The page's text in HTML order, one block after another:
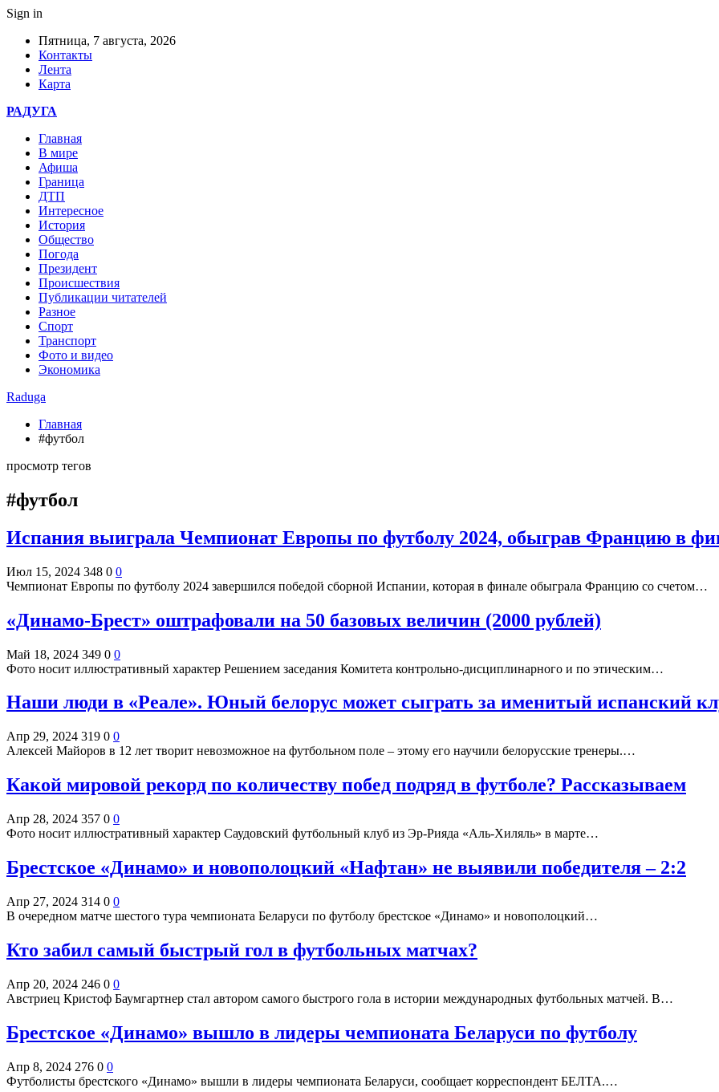
Sign in
Пятница, 7 августа, 2026
Контакты
Лента
Карта
РАДУГА
Главная
В мире
Афиша
Граница
ДТП
Интересное
История
Общество
Погода
Президент
Происшествия
Публикации читателей
Разное
Спорт
Транспорт
Фото и видео
Экономика
Raduga
Главная
#футбол
просмотр тегов
#футбол
Испания выиграла Чемпионат Европы по футболу 2024, обыграв Францию в
Июл 15, 2024 348 0 0
Чемпионат Европы по футболу 2024 завершился победой сборной Испании, которая в финале обыграла Францию со счетом…
«Динамо-Брест» оштрафовали на 50 базовых величин (2000 рублей)
Май 18, 2024 349 0 0
Фото носит иллюстративный характер Решением заседания Комитета контрольно-дисциплинарного и по этическим…
Наши люди в «Реале». Юный белорус может сыграть за именитый испанский
Апр 29, 2024 319 0 0
Алексей Майоров в 12 лет творит невозможное на футбольном поле – этому его научили белорусские тренеры.…
Какой мировой рекорд по количеству побед подряд в футболе? Рассказываем
Апр 28, 2024 357 0 0
Фото носит иллюстративный характер Саудовский футбольный клуб из Эр-Рияда «Аль-Хиляль» в марте…
Брестское «Динамо» и новополоцкий «Нафтан» не выявили победителя – 2:2
Апр 27, 2024 314 0 0
В очередном матче шестого тура чемпионата Беларуси по футболу брестское «Динамо» и новополоцкий…
Кто забил самый быстрый гол в футбольных матчах?
Апр 20, 2024 246 0 0
Австриец Кристоф Баумгартнер стал автором самого быстрого гола в истории международных футбольных матчей. В…
Брестское «Динамо» вышло в лидеры чемпионата Беларуси по футболу
Апр 8, 2024 276 0 0
Футболисты брестского «Динамо» вышли в лидеры чемпионата Беларуси, сообщает корреспондент БЕЛТА.…